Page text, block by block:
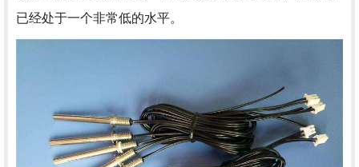
已经处于一个非常低的水平。